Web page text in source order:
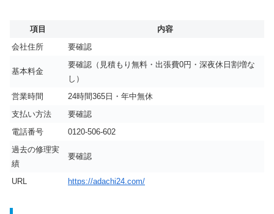
項目
内容
会社住所
要確認
基本料金
要確認（見積もり無料・出張費0円・深夜休日割増な
し）
営業時間
24時間365日・年中無休
支払い方法
要確認
電話番号
0120-506-602
過去の修理実
績
要確認
URL https://adachi24.com/